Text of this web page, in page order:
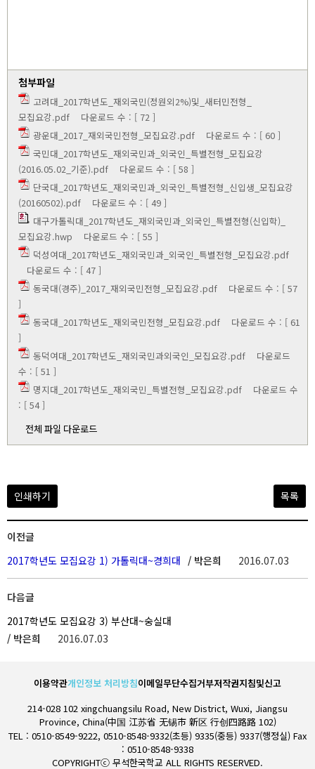
첨부파일
고려대_2017학년도_재외국민(정원외2%)및_새터민전형_
모집요강.pdf 다운로드 수 : [ 72 ]
광운대_2017_재외국민전형_모집요강.pdf 다운로드 수 : [ 60 ]
국민대_2017학년도_재외국민과_외국인_특별전형_모집요강
(2016.05.02_기준).pdf 다운로드 수 : [ 58 ]
단국대_2017학년도_재외국민과_외국인_특별전형_신입생_모집요강
(20160502).pdf 다운로드 수 : [ 49 ]
대구가톨릭대_2017학년도_재외국민과_외국인_특별전형(신입학)_
모집요강.hwp 다운로드 수 : [ 55 ]
덕성여대_2017학년도_재외국민과_외국인_특별전형_모집요강.pdf
다운로드 수 : [ 47 ]
동국대(경주)_2017_재외국민전형_모집요강.pdf 다운로드 수 : [ 57
]
동국대_2017학년도_재외국민전형_모집요강.pdf 다운로드 수 : [ 61
]
동덕여대_2017학년도_재외국민과외국인_모집요강.pdf 다운로드
수 : [ 51 ]
명지대_2017학년도_재외국민_특별전형_모집요강.pdf 다운로드 수
: [ 54 ]
전체 파일 다운로드
인쇄하기 목록
이전글
2017학년도 모집요강 1) 가톨릭대~경희대 / 박은희 2016.07.03
다음글
2017학년도 모집요강 3) 부산대~숭실대
/ 박은희
2016.07.03
이용약관개인정보 처리방침이메일무단수집거부저작권지침및신고
214-028 102 xingchuangsilu Road, New District, Wuxi, Jiangsu
Province, China(中国 江苏省 无锡市 新区 行创四路路 102)
TEL : 0510-8549-9222, 0510-8548-9332(초등) 9335(중등) 9337(행정실) Fax
: 0510-8548-9338
COPYRIGHTⓒ 무석한국학교 ALL RIGHTS RESERVED.